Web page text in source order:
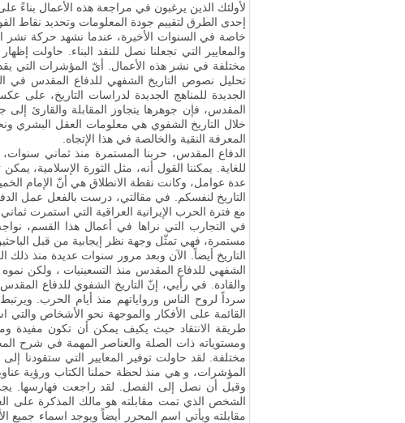
لأولئك الذين يرغبون في مراجعة هذه الأعمال بناءً
إحدى الطرق لتقييم جودة المعلومات وتحديد نقاط
خاصة في السنوات الأخيرة، عندما نشهد حركة نشر
والمعايير التي تجعلنا نصل للنقد البناء. حاولت
مختلفة في نشر هذه الأعمال. أيّ المؤشرات التي
تحليل نصوص التاريخ الشفهي للدفاع المقدس في
الجديدة للمناهج الجديدة لدراسات التاريخ، على
المقدس، فإن جوهرها يتجاوز المقابلة والقارئ إلى
خلال التاريخ الشفوي هي معلومات العقل البشري
المعرفة النقية والخالصة في هذا الإتجاه.
الدفاع المقدس، حربنا المستمرة منذ ثماني
للغاية. يمكننا القول أنه، مثل الثورة
عدة عوامل، وكانت نقطة الانطلاق هي أنّ الإمام
التاريخ لنفسكم. في مقالتي، درست بالفعل عمل
مع فترة الحرب الإيرانية العراقية التي استمرت
في التجارب التي نراها في أعمال هذا القسم،
مستمرة، فهي تمثّل وجهة نظر إيجابية من قبل
التاريخ أيضاً. الآن وبعد مرور سنوات عديدة منذ ذلك
الشفهي للدفاع المقدس منذ التسعينيات ، ولكن
والقادة
في رأيي، إنّ التاريخ الشفوي للدفاع
سرداً لروح الناس ورواياتهم منذ أيام الحرب
القائمة على الأفكار والموجهة نحو الأشخاص
طريقة الانتقاد حيث يكيف يمكن أن تكون مفيدة
ومستوياته ذات الصلة والعناصر المهمة في شرح
مختلفة
لقد حاولت توفير المعايير التي ستقودنا إلى
المؤشرات، و هي منذ لحظة حملنا الكتاب ورؤية
وقبل أن نصل إلى الفصل. لقد راجعت فهارسها. يجب
الشخص الذي تمت مقابلته هو مالك المذكرة على
مقابلته ويأتي اسم المحرر أيضاً ويوجد اسماء جميع